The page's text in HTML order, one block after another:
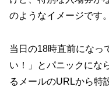
のようなイメージです。
当日の18時直前になっ
い！」とパニックにな
るメールのURLから特